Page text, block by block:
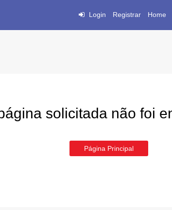
Login Registrar Home
solicitada não foi
Página Principal